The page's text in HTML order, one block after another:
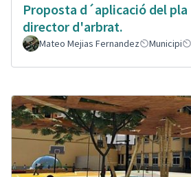
Proposta d´aplicació del pla
director d'arbrat.
Mateo Mejias Fernandez Municipi